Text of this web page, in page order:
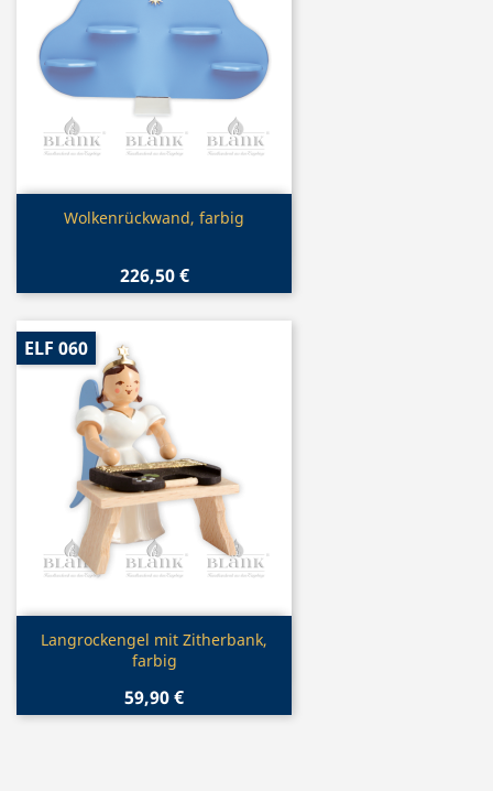
Vorschau
Wolkenrückwand, farbig
226,50 €
Vorschau
Langrockengel mit Zitherbank,
farbig
59,90 €
ELF 060